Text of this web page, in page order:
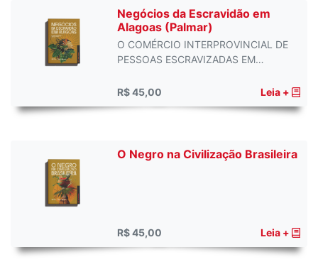
Negócios da Escravidão em
Alagoas (Palmar)
O COMÉRCIO INTERPROVINCIAL DE
PESSOAS ESCRAVIZADAS EM…
R$ 45,00 Leia +
O Negro na Civilização Brasileira
R$ 45,00 Leia +